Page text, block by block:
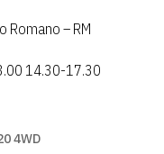
Romano – RM
14.30-17.30
4WD